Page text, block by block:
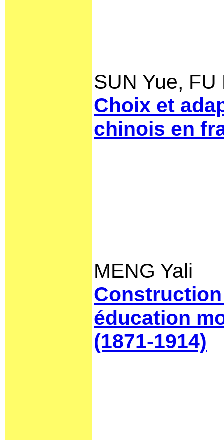
SUN Yue, FU
Choix et
chinois en
MENG Yali
éducation
(1871-1914)